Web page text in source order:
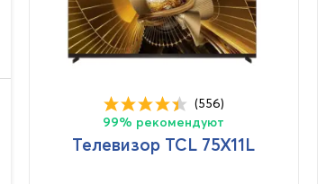
(556)
99% рекомендуют
Телевизор TCL 75X11L